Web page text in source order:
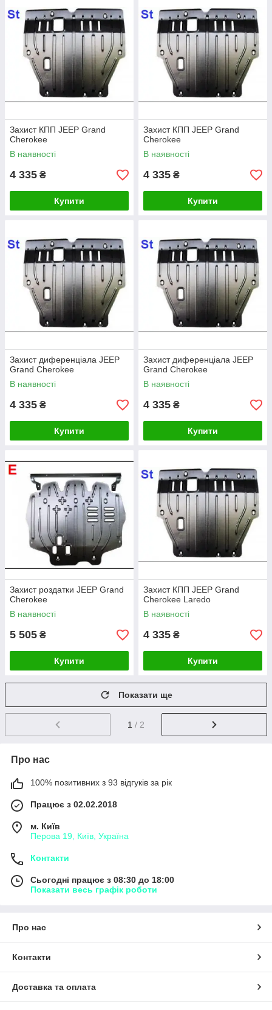
Захист КПП JEEP Grand
Cherokee
В наявності
4 335 ₴
Купити
Захист КПП JEEP Grand
Cherokee
В наявності
4 335 ₴
Купити
Захист диференціала JEEP
Grand Cherokee
В наявності
4 335 ₴
Купити
Захист диференціала JEEP
Grand Cherokee
В наявності
4 335 ₴
Купити
Захист роздатки JEEP Grand
Cherokee
В наявності
5 505 ₴
Купити
Захист КПП JEEP Grand
Cherokee Laredo
В наявності
4 335 ₴
Купити
Показати ще
1 / 2
Про нас
100% позитивних з 93 відгуків за рік
Працює з 02.02.2018
м. Київ
Перова 19, Київ, Україна
Контакти
Сьогодні працює з 08:30 до 18:00
Показати весь графік роботи
Про нас
Контакти
Доставка та оплата